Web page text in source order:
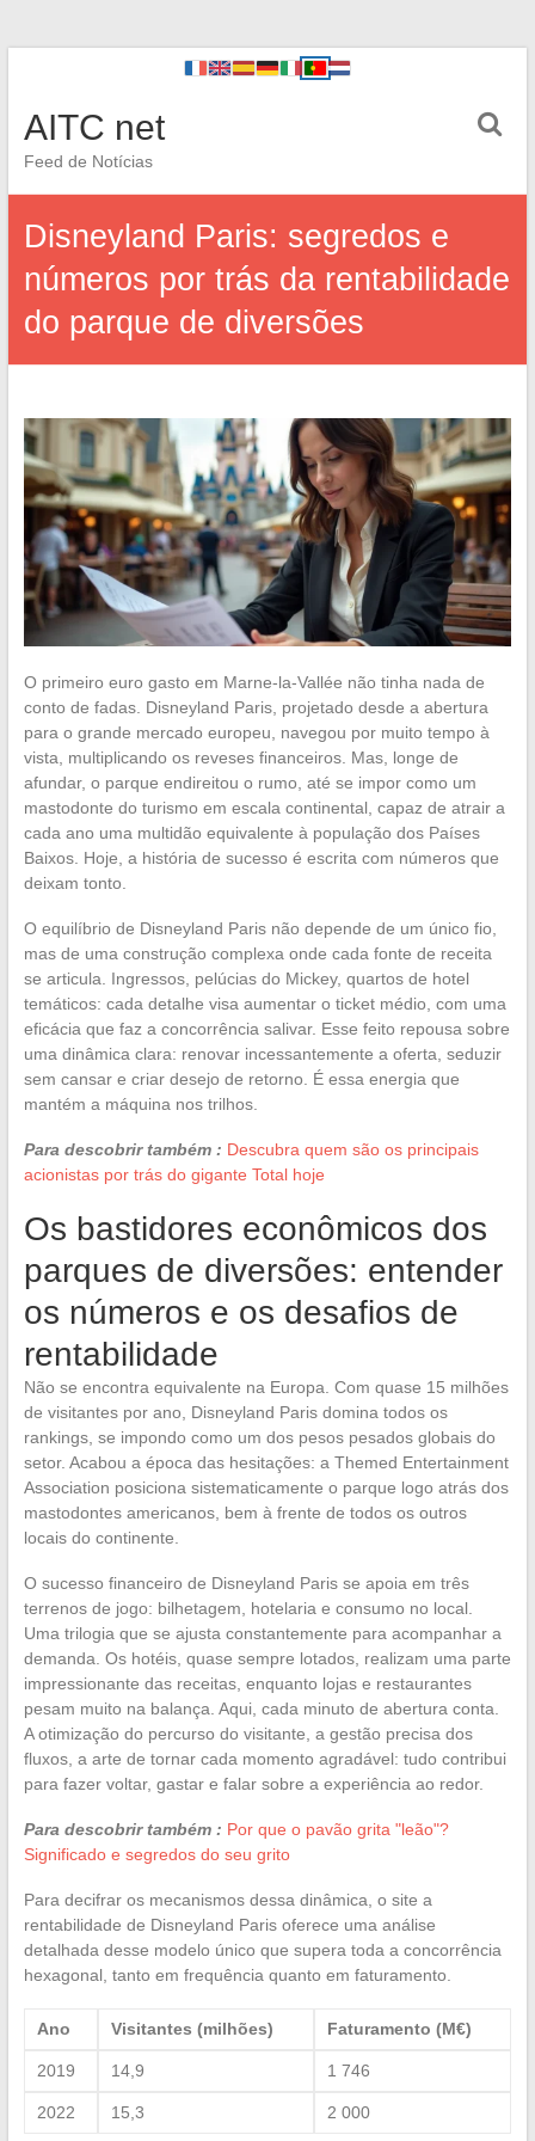
AITC net
Feed de Notícias
Disneyland Paris: segredos e
números por trás da rentabilidade
do parque de diversões
O primeiro euro gasto em Marne-la-Vallée não tinha nada de
conto de fadas. Disneyland Paris, projetado desde a abertura
para o grande mercado europeu, navegou por muito tempo à
vista, multiplicando os reveses financeiros. Mas, longe de
afundar, o parque endireitou o rumo, até se impor como um
mastodonte do turismo em escala continental, capaz de atrair a
cada ano uma multidão equivalente à população dos Países
Baixos. Hoje, a história de sucesso é escrita com números que
deixam tonto.
O equilíbrio de Disneyland Paris não depende de um único fio,
mas de uma construção complexa onde cada fonte de receita
se articula. Ingressos, pelúcias do Mickey, quartos de hotel
temáticos: cada detalhe visa aumentar o ticket médio, com uma
eficácia que faz a concorrência salivar. Esse feito repousa sobre
uma dinâmica clara: renovar incessantemente a oferta, seduzir
sem cansar e criar desejo de retorno. É essa energia que
mantém a máquina nos trilhos.
Para descobrir também : Descubra quem são os principais
acionistas por trás do gigante Total hoje
Os bastidores econômicos dos
parques de diversões: entender
os números e os desafios de
rentabilidade
Não se encontra equivalente na Europa. Com quase 15 milhões
de visitantes por ano, Disneyland Paris domina todos os
rankings, se impondo como um dos pesos pesados globais do
setor. Acabou a época das hesitações: a Themed Entertainment
Association posiciona sistematicamente o parque logo atrás dos
mastodontes americanos, bem à frente de todos os outros
locais do continente.
O sucesso financeiro de Disneyland Paris se apoia em três
terrenos de jogo: bilhetagem, hotelaria e consumo no local.
Uma trilogia que se ajusta constantemente para acompanhar a
demanda. Os hotéis, quase sempre lotados, realizam uma parte
impressionante das receitas, enquanto lojas e restaurantes
pesam muito na balança. Aqui, cada minuto de abertura conta.
A otimização do percurso do visitante, a gestão precisa dos
fluxos, a arte de tornar cada momento agradável: tudo contribui
para fazer voltar, gastar e falar sobre a experiência ao redor.
Para descobrir também : Por que o pavão grita "leão"?
Significado e segredos do seu grito
Para decifrar os mecanismos dessa dinâmica, o site a
rentabilidade de Disneyland Paris oferece uma análise
detalhada desse modelo único que supera toda a concorrência
hexagonal, tanto em frequência quanto em faturamento.
Ano Visitantes (milhões) Faturamento (M€)
2019 14,9 1 746
2022 15,3 2 000